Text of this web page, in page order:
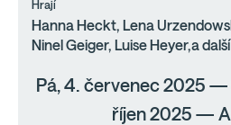
Hrají
Hanna Heckt, Lena
Ninel Geiger, Luise Heyer,a další
Pá, 4. červenec 2025 —
říjen 2025 —